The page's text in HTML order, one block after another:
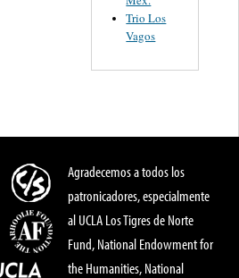
Trio Los
Vagos
Agradecemos a todos los
patronicadores, especialmente
al UCLA Los Tigres de Norte
Fund, National Endowment for
the Humanities, National